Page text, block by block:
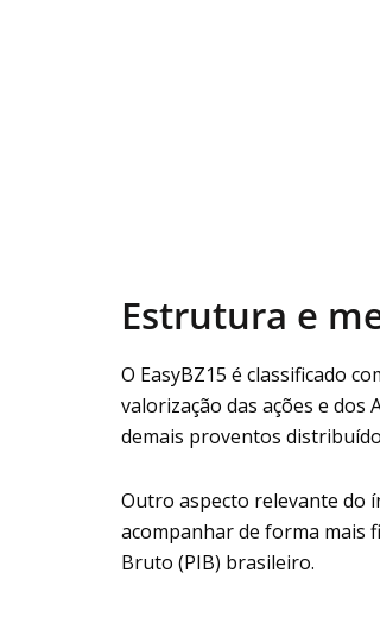
Estrutura e
O EasyBZ15 é classificado
valorização das ações e dos
demais proventos
Outro aspecto relevante do
acompanhar de forma mais
Bruto (PIB) brasileiro.